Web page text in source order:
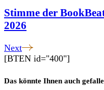
Stimme der
2026
Next
[BTEN id="400"]
Das könnte Ihnen auch